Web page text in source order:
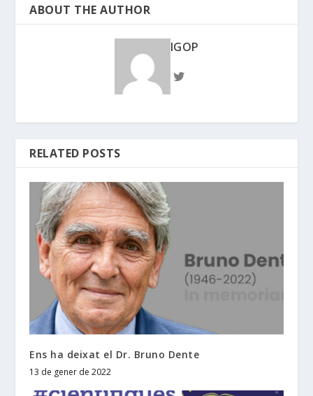
ABOUT THE AUTHOR
IGOP
RELATED POSTS
Ens ha deixat el Dr. Bruno Dente
13 de gener de 2022